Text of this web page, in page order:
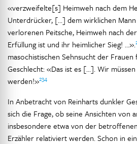
«verzweifelte[s] Heimweh nach dem
Unterdrücker, […] dem wirklichen
verlorenen Peitsche, Heimweh nach
Erfüllung ist und ihr heimlicher Sieg! …».
masochistischen Sehnsucht der
Geschlecht: «Das ist es […]. Wir
werden!»234
In Anbetracht von Reinharts dunkler
sich die Frage, ob seine Ansichten von
insbesondere etwa von der
Erzähler relativiert werden. Schon in